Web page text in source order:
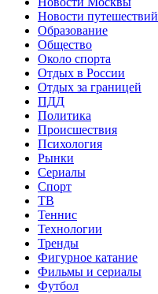
Новости путешествий
Образование
Общество
Около спорта
Отдых в России
Отдых за границей
ПДД
Политика
Происшествия
Психология
Рынки
Сериалы
Спорт
ТВ
Теннис
Технологии
Тренды
Фигурное катание
Фильмы и сериалы
Футбол